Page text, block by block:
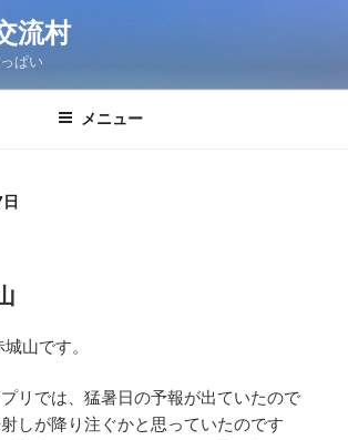
流村
ぱい
メニュー
山です。
リでは、猛暑日の予報が出ていたので
しが降り注ぐかと思っていたのです